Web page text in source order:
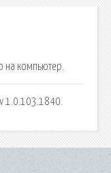
на компьютер.
1.0.103.1840.